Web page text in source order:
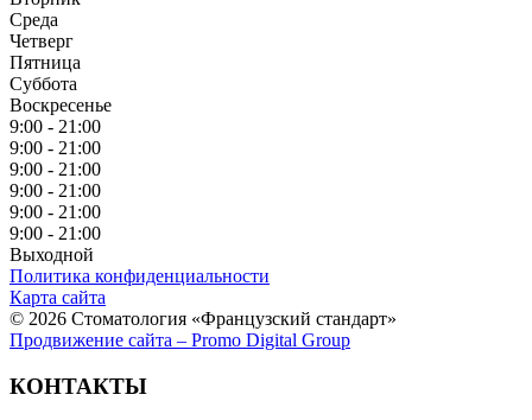
Среда
Четверг
Пятница
Суббота
Воскресенье
9:00 - 21:00
9:00 - 21:00
9:00 - 21:00
9:00 - 21:00
9:00 - 21:00
9:00 - 21:00
Выходной
Политика конфиденциальности
Карта сайта
© 2026 Стоматология «Французский стандарт»
Продвижение сайта – Promo Digital Group
КОНТАКТЫ